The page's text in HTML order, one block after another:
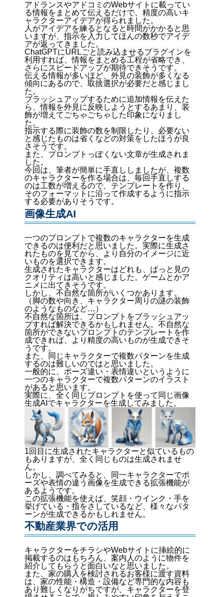
アドランスやアドコミのWebサイトに載ってい
る情報をまとめて伝えるだけで、精度の高いキ
ャラクターアイデアが得られました。
人がアイデアを練るとなると時間がかかると思
いますが、指示を入力してほんの数秒でアイデ
アが返ってきました。
ChatGPTにURLごと読み込ませるプラグインを
利用すれば、情報をまとめる工程が省略でき、
さらにスピードアップが期待できそうです。
伝える情報が多いほど、外見の装飾が多くなる
傾向にあるので、取捨選択が必要だと感じまし
た。
ブラッシュアップするために追加情報を伝えた
ら、情報を外見に反映しようとするあまり、装
飾が増えてごちゃごちゃした印象になりまし
た。
指示する際に装飾の数を制限したり、必要ない
と感じたものは省くなどの対策をしたほうが良
さそうです。
また、プロンプトっぽくない文章が生成されま
した。
今回は、筆者が簡単に手直ししましたが、複数
のキャラクターを作る場合は、毎回手直しする
のは工数が増えるので、テンプレートを作り、
そのフォーマットに沿って作成するように指示
する必要がありそうです。
画像生成AI
一つのプロンプトで複数のキャラクターを生成
できるのは便利だと思いました。実際に生成さ
れたものを見てから、より自分のイメージに近
いものを選択できます。
生成されたキャラクターはどれも、ぱっと見の
クオリティは高いと感じました。ゲームとかア
ニメに出てきそうです。
しかし、不自然な箇所がいくつかあります。
（脚の数や向き、キャラクター周りの謎の装飾
のようなものなど…）
不自然な箇所は、プロンプトをブラッシュアッ
プすれば解決できるかもしれません。不自然な
箇所ができないプロンプトのテンプレートを作
成できれば、より精度の高いものが生成できそ
うです。
また、同じキャラクターで複数パターンを生成
するのは難しいのではと思いました。
一般的に、ポーズ違い・表情違いというように
一つのキャラクターで複数パターンのイラスト
があると思います。
実際に、全く同じプロンプトを使って同じ画像
生成AIでキャラクターを生成してみました。
1回目に生成されたキャラクターと似ているもの
もありますが、全く同じものは生成されませ
ん。
しかし、調べてみると、同一キャラクターでポ
ーズや表情の違う画像を生成できる拡張機能が
あるようです。
この拡張機能を使えば、笑顔・ウインク・手を
挙げている・指をさしているなど、様々なパタ
ーンが生成できるかもしれません。
不動産業界での活用
キャラクターをチラシやWebサイトに挿絵的に
掲載するのはもちろん、案内人のように物件を
紹介してもらうと面白いなと思いました。
また、家の購入を検討されるお客様に渡す資料
は、家の性能・構造・設備など専門的な内容も
あり難しくなりがちですが、キャラクターを登